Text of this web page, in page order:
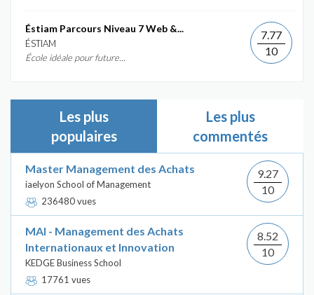
Éstiam Parcours Niveau 7 Web &...
ÉSTIAM
École idéale pour future...
7.77
10
Les plus
populaires
Les plus
commentés
Master Management des Achats
iaelyon School of Management
236480 vues
9.27
10
MAI - Management des Achats
Internationaux et Innovation
KEDGE Business School
17761 vues
8.52
10